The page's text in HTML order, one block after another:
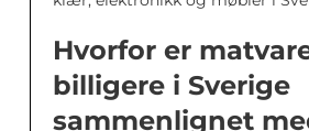
Hvorfor er
billigere i Sverige
sammenlignet